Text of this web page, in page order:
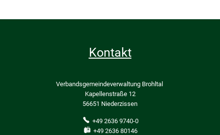
Kontakt
Verbandsgemeindeverwaltung Brohltal
Kapellenstraße 12
56651 Niederzissen
+49 2636 9740-0
+49 2636 80146